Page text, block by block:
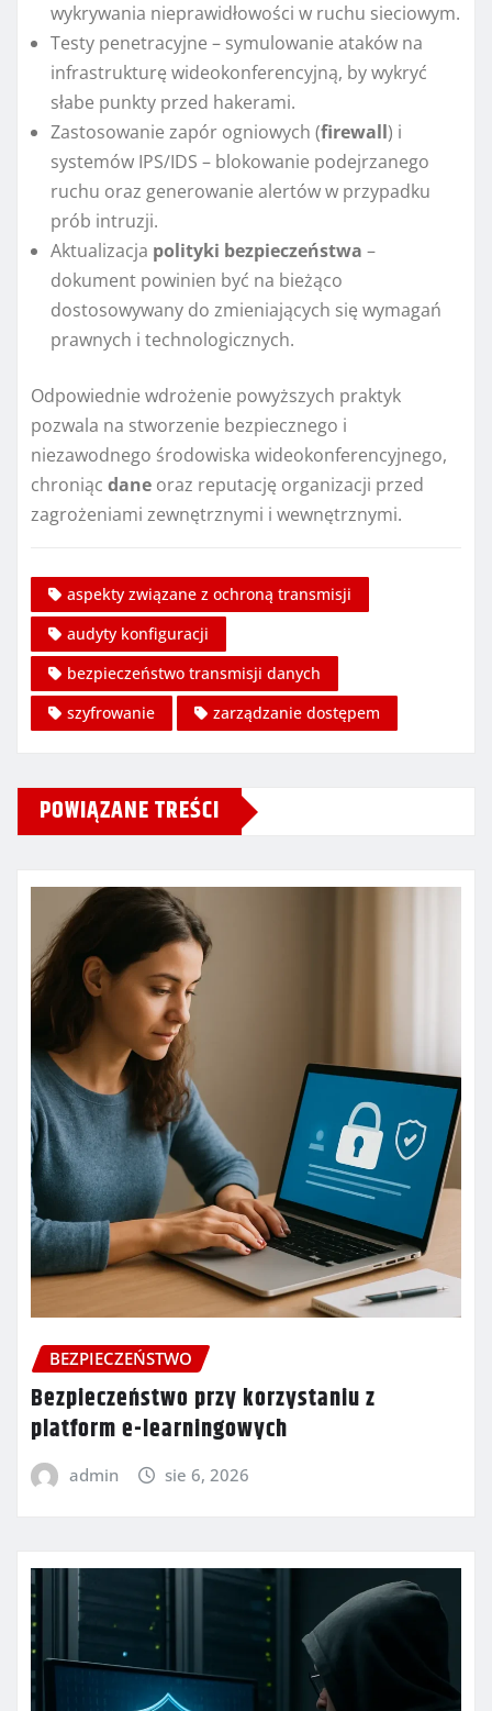
wykrywania nieprawidłowości w ruchu sieciowym.
Testy penetracyjne – symulowanie ataków na
infrastrukturę wideokonferencyjną, by wykryć
słabe punkty przed hakerami.
Zastosowanie zapór ogniowych (firewall) i
systemów IPS/IDS – blokowanie podejrzanego
ruchu oraz generowanie alertów w przypadku
prób intruzji.
Aktualizacja polityki bezpieczeństwa –
dokument powinien być na bieżąco
dostosowywany do zmieniających się wymagań
prawnych i technologicznych.
Odpowiednie wdrożenie powyższych praktyk
pozwala na stworzenie bezpiecznego i
niezawodnego środowiska wideokonferencyjnego,
chroniąc dane oraz reputację organizacji przed
zagrożeniami zewnętrznymi i wewnętrznymi.
aspekty związane z ochroną transmisji
audyty konfiguracji
bezpieczeństwo transmisji danych
szyfrowanie
zarządzanie dostępem
POWIĄZANE TREŚCI
BEZPIECZEŃSTWO
Bezpieczeństwo przy korzystaniu z
platform e-learningowych
admin sie 6, 2026